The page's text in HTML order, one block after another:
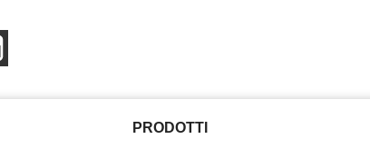
PRODOTTI